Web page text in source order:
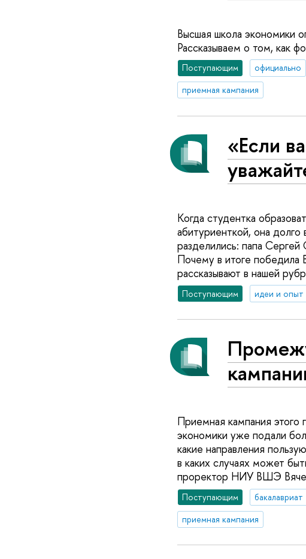
Высшая школа экономики
Рассказываем о том, как
Поступающим официально
приемная кампания
«Если
Когда студентка
абитуриенткой, она
разделились: папа
Почему в итоге победила
рассказывают в нашей
Поступающим идеи и опыт
Приемная кампания этого
экономики уже подали
какие направления
в каких случаях может
проректор НИУ ВШЭ
Поступающим бакалавриат
приемная кампания